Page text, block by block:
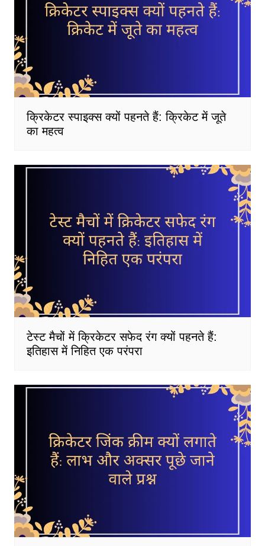
क्रिकेटर स्पाइक्स क्यों पहनते हैं: क्रिकेट में जूते
का महत्व
टेस्ट मैचों में क्रिकेटर सफेद रंग क्यों पहनते हैं:
इतिहास में निहित एक परंपरा